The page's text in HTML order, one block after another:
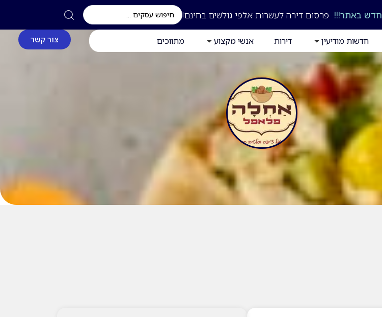
חדש באתר!!! פרסום דירה לעשרות אלפי גולשים בחינם!
חדשות מודיעין דירות אנשי מקצוע מתווכים צור קשר